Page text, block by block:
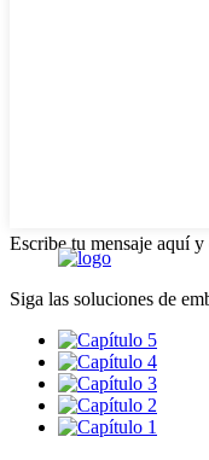
Escribe tu mensaje aquí
Siga las soluciones de